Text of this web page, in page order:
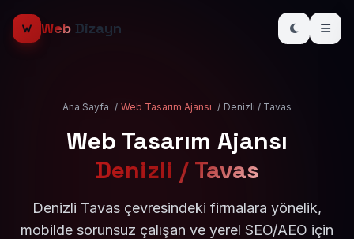
Web Dizayn
Ana Sayfa / Web Tasarım Ajansı / Denizli / Tavas
Web Tasarım Ajansı
Denizli / Tavas
Denizli Tavas çevresindeki firmalara yönelik,
mobilde sorunsuz çalışan ve yerel SEO/AEO için